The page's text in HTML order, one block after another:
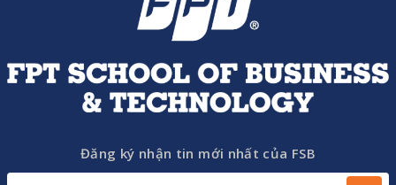
Đăng ký nhận tin mới nhất của FSB